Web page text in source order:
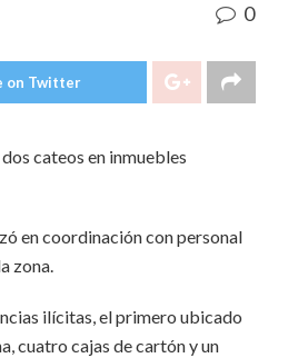
0
on Twitter
cateos en inmuebles
en coordinación con personal
zona.
ilícitas, el primero ubicado
cuatro cajas de cartón y un